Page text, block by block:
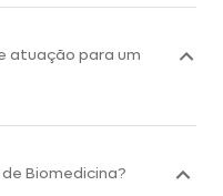
atuação para um
Biomedicina?